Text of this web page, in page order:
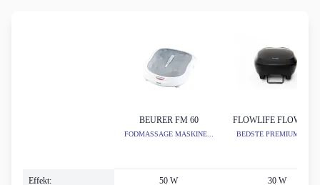
Effekt:
BEURER FM 60
FODMASSAGE MASKINE...
50 W
FLOWLIFE
BEDSTE PREMIUMVALG
30 W